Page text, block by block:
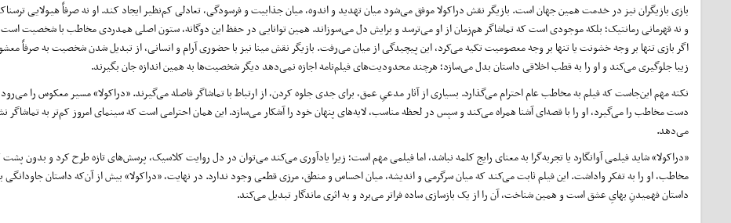
بازی بازیگران نیز در خدمت همین جهان است. بازیگر نقش دراکولا موفق می‌شود میان تهدید و اندوه، میان جذابیت و فرسودگی، تعادلی کم‌نظیر ایجاد کند. او نه صرفاً هیولایی
و نه قهرمانی رمانتیک؛ بلکه موجودی است که تماشاگر هم‌زمان از او می‌ترسد و برایش دل می‌سوزاند. همین توانایی در حفظ این دوگانه، ستون اصلی همدردی مخاطب با شخصیت است؛
اگر بازی تنها بر وجه خشونت یا تنها بر وجه معصومیت تکیه می‌کرد، این پیچیدگی از میان می‌رفت. بازیگر نقش مینا نیز با حضوری آرام و انسانی، از تبدیل شدن شخصیت به صرفاً
زیبا جلوگیری می‌کند و او را به قطب اخلاقی داستان بدل می‌سازد؛ هرچند محدودیت‌های فیلم‌نامه اجازه نمی‌دهد دیگر شخصیت‌ها به همین اندازه جان بگیرند.
نکته مهم این‌جاست که فیلم به مخاطب عام احترام می‌گذارد. بسیاری از آثار مدعیِ عمق، برای جدی جلوه کردن، از ارتباط با تماشاگر فاصله می‌گیرند. «دراکولا» مسیر معکوس را
دست مخاطب را می‌گیرد، او را با قصه‌ای آشنا همراه می‌کند و سپس در لحظه مناسب، لایه‌های پنهان خود را آشکار می‌سازد. این همان احترامی است که سینمای امروز کم‌تر به تماشاگر
می‌دهد.
«دراکولا» شاید فیلمی آوانگارد یا تجربه‌گرا به معنای رایج کلمه نباشد، اما فیلمی مهم است؛ زیرا یادآوری می‌کند می‌توان در دل روایت کلاسیک، پرسش‌های تازه طرح کرد و بدون
مخاطب، او را به تفکر واداشت. این فیلم ثابت می‌کند که میان سرگرمی و اندیشه، میان احساس و منطق، مرزی قطعی وجود ندارد. در نهایت، «دراکولا» بیش از آن‌که داستان جاودانگی
داستان فهمیدنِ بهایِ عشق است و همین شناخت، آن را از یک بازسازی ساده فراتر می‌برد و به اثری ماندگار تبدیل می‌کند.